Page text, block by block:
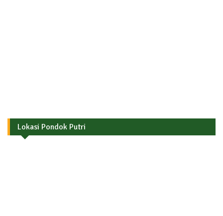
Lokasi Pondok Putri